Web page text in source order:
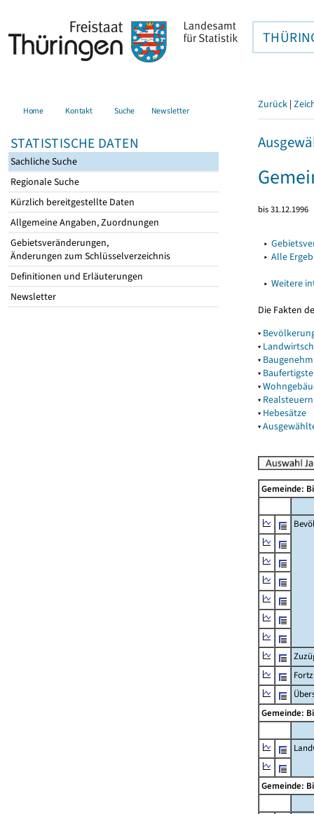
Home Kontakt Suche Newsletter
STATISTISCHE DATEN
Sachliche Suche
Regionale Suche
Kürzlich bereitgestellte Daten
Allgemeine Angaben, Zuordnungen
Gebietsveränderungen,
Änderungen zum Schlüsselverzeichnis
Definitionen und Erläuterungen
Newsletter
Zurück |
bis 31.12.1996
▸
▸ Alle
▸ Weitere
Die Fakten
▾
▾
▾
▾
▾
▾ Realsteuern
▾ Hebesätze
▾
Gemeinde:
Gemeinde:
Gemeinde: